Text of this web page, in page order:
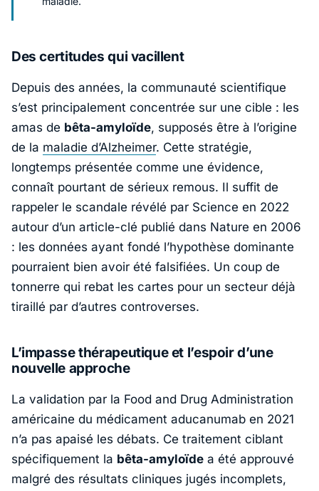
Des certitudes qui vacillent
Depuis des années, la communauté scientifique
s’est principalement concentrée sur une cible : les
amas de bêta-amyloïde, supposés être à l’origine
de la maladie d’Alzheimer. Cette stratégie,
longtemps présentée comme une évidence,
connaît pourtant de sérieux remous. Il suffit de
rappeler le scandale révélé par Science en 2022
autour d’un article-clé publié dans Nature en 2006
: les données ayant fondé l’hypothèse dominante
pourraient bien avoir été falsifiées. Un coup de
tonnerre qui rebat les cartes pour un secteur déjà
tiraillé par d’autres controverses.
L’impasse thérapeutique et l’espoir d’une
nouvelle approche
La validation par la Food and Drug Administration
américaine du médicament aducanumab en 2021
n’a pas apaisé les débats. Ce traitement ciblant
spécifiquement la bêta-amyloïde a été approuvé
malgré des résultats cliniques jugés incomplets,